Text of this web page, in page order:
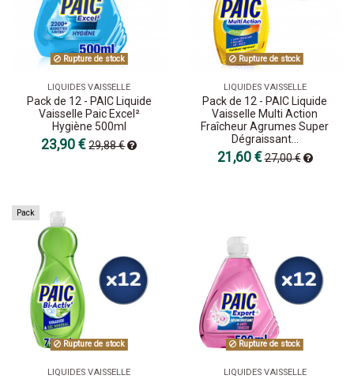
Rupture de stock
LIQUIDES VAISSELLE
Pack de 12 - PAIC Liquide
Vaisselle Paic Excel²
Hygiène 500ml
23,90 €29,88 €
Rupture de stock
LIQUIDES VAISSELLE
Pack de 12 - PAIC Liquide
Vaisselle Multi Action
Fraîcheur Agrumes Super
Dégraissant...
21,60 €27,00 €
Pack
Rupture de stock
LIQUIDES VAISSELLE
Rupture de stock
LIQUIDES VAISSELLE